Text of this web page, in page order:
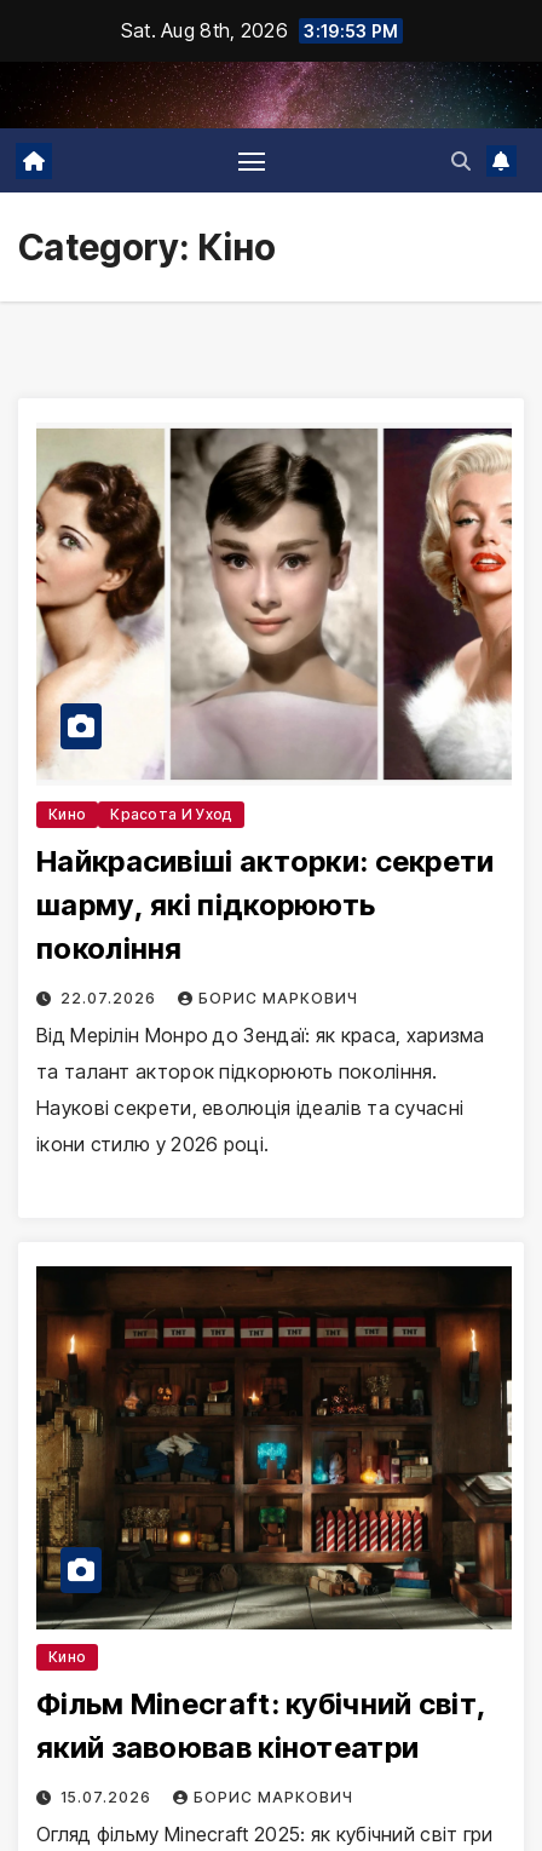
content
Sat. Aug 8th, 2026 3:19:54 PM
Category: Кіно
Кино Красота И Уход
Найкрасивіші акторки: секрети
шарму, які підкорюють
покоління
22.07.2026 БОРИС МАРКОВИЧ
Від Мерілін Монро до Зендаї: як краса, харизма
та талант акторок підкорюють покоління.
Наукові секрети, еволюція ідеалів та сучасні
ікони стилю у 2026 році.
Кино
Фільм Minecraft: кубічний світ,
який завоював кінотеатри
15.07.2026 БОРИС МАРКОВИЧ
Огляд фільму Minecraft 2025: як кубічний світ гри